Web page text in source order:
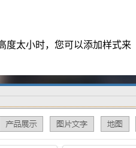
度太小时，您可以添加样式来